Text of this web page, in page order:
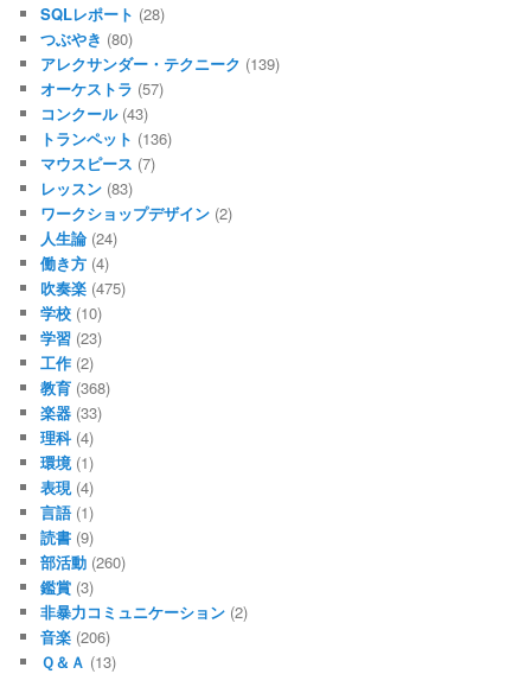
SQLレポート (28)
つぶやき (80)
アレクサンダー・テクニーク (139)
オーケストラ (57)
コンクール(43)
トランペット (136)
マウスピース (7)
レッスン (83)
ワークショップデザイン (2)
人生論 (24)
働き方 (4)
吹奏楽 (475)
学校 (10)
学習 (23)
工作 (2)
教育 (368)
楽器 (33)
理科(4)
環境 (1)
表現 (4)
言語(1)
読書 (9)
部活動 (260)
鑑賞 (3)
非暴力コミュニケーション (2)
音楽 (206)
Ｑ＆Ａ (13)